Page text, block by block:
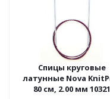
Спицы круговые
латунные Nova KnitPro,
80 см, 2.00 мм 10321